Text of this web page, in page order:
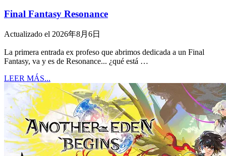
Final Fantasy Resonance
Actualizado el 2026年8月6日
La primera entrada ex profeso que abrimos dedicada a un Final
Fantasy, va y es de Resonance... ¿qué está …
LEER MÁS...